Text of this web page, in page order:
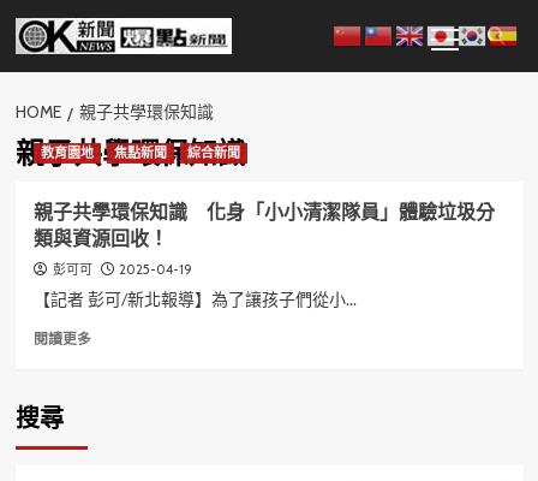
Skip
content
Menu
HOME 親子共學環保知識
親子共學環保知識
教育園地 焦點新聞 綜合新聞
親子共學環保知識 化身「小小清潔隊員」體驗垃圾分
類與資源回收！
彭可可 2025-04-19
【記者 彭可/新北報導】為了讓孩子們從小...
閱讀更多Read
搜尋